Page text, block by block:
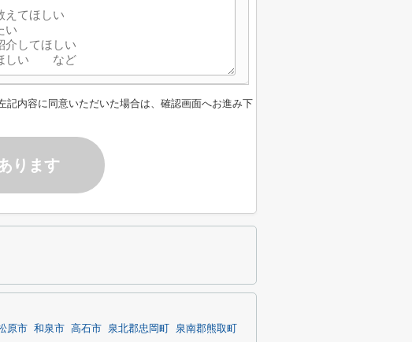
記内容に同意いただいた場合は、確認画面へお進み下
ります
原市 和泉市 高石市 泉北郡忠岡町
泉南郡熊取町